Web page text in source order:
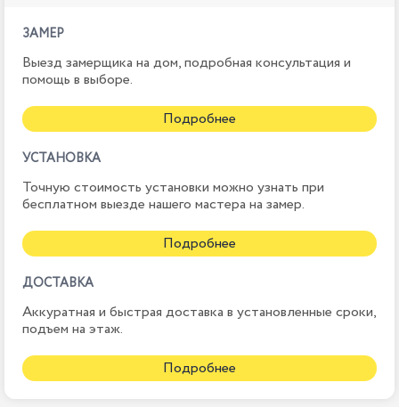
ЗАМЕР
Выезд замерщика на дом, подробная консультация и
помощь в выборе.
Подробнее
УСТАНОВКА
Точную стоимость установки можно узнать при
бесплатном выезде нашего мастера на замер.
Подробнее
ДОСТАВКА
Аккуратная и быстрая доставка в установленные сроки,
подъем на этаж.
Подробнее